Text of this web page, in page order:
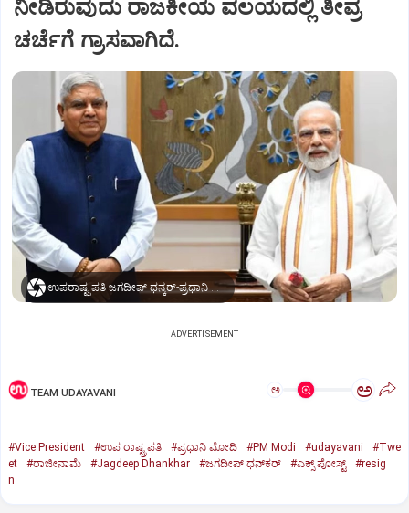
ನೀಡಿರುವುದು ರಾಜಕೀಯ ವಲಯದಲ್ಲಿ ತೀವ್ರ
ಚರ್ಚೆಗೆ ಗ್ರಾಸವಾಗಿದೆ.
ಉಪರಾಷ್ಟ್ರಪತಿ ಜಗದೀಪ್‌ ಧನ್ಕರ್-ಪ್ರಧಾನಿ ಮೋದಿ
ADVERTISEMENT
TEAM UDAYAVANI ಅ ಅ
#Vice President #ಉಪ ರಾಷ್ಟ್ರಪತಿ #ಪ್ರಧಾನಿ ಮೋದಿ #PM Modi #udayavani
#Twe
et
#ರಾಜೀನಾಮೆ #Jagdeep Dhankhar #ಜಗದೀಪ್‌ ಧನ್‌ಕರ್‌ #ಎಕ್ಸ್‌ ಪೋಸ್ಟ್
#resig
n